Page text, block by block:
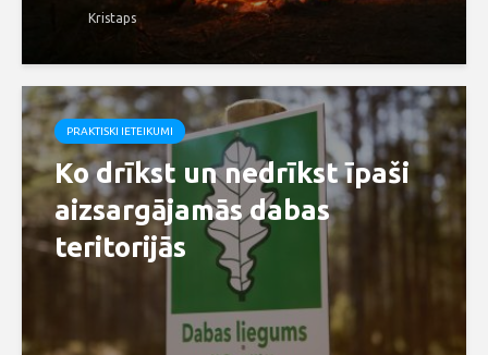
Kristaps
PRAKTISKI IETEIKUMI
Ko drīkst un nedrīkst īpaši
aizsargājamās dabas
teritorijās